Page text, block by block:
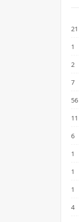
21
1
2
7
56
11
6
1
1
1
4